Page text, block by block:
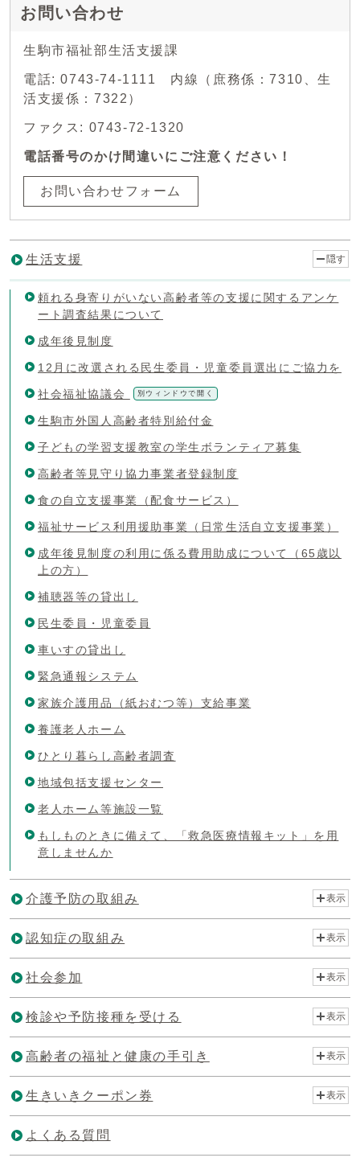
お問い合わせ
生駒市福祉部生活支援課
電話: 0743-74-1111 内線（庶務係：7310、生
活支援係：7322）
ファクス: 0743-72-1320
電話番号のかけ間違いにご注意ください！
お問い合わせフォーム
生活支援 隠す
頼れる身寄りがいない高齢者等の支援に関するアンケ
ート調査結果について
成年後見制度
12月に改選される民生委員・児童委員選出にご協力を
社会福祉協議会 別ウィンドウで開く
生駒市外国人高齢者特別給付金
子どもの学習支援教室の学生ボランティア募集
高齢者等見守り協力事業者登録制度
食の自立支援事業（配食サービス）
福祉サービス利用援助事業（日常生活自立支援事業）
成年後見制度の利用に係る費用助成について（65歳以
上の方）
補聴器等の貸出し
民生委員・児童委員
車いすの貸出し
緊急通報システム
家族介護用品（紙おむつ等）支給事業
養護老人ホーム
ひとり暮らし高齢者調査
地域包括支援センター
老人ホーム等施設一覧
もしものときに備えて、「救急医療情報キット」を用
意しませんか
介護予防の取組み 表示
認知症の取組み 表示
社会参加 表示
検診や予防接種を受ける 表示
高齢者の福祉と健康の手引き 表示
生きいきクーポン券 表示
よくある質問